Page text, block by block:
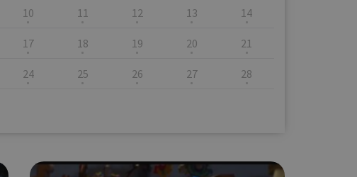
10 11 12 13 14
17 18 19 20 21
24 25 26 27 28